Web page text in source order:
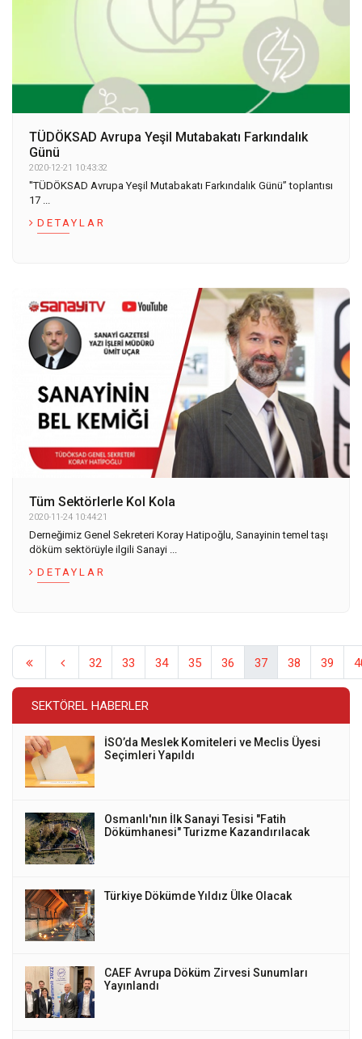
TÜDÖKSAD Avrupa Yeşil Mutabakatı Farkındalık
Günü
2020-12-21 10:43:32
''TÜDÖKSAD Avrupa Yeşil Mutabakatı Farkındalık Günü” toplantısı
17 ...
DETAYLAR
Tüm Sektörlerle Kol Kola
2020-11-24 10:44:21
Derneğimiz Genel Sekreteri Koray Hatipoğlu, Sanayinin temel taşı
döküm sektörüyle ilgili Sanayi ...
DETAYLAR
32 33 34 35 36 37 38 39
SEKTÖREL HABERLER
İSO’da Meslek Komiteleri ve Meclis Üyesi
Seçimleri Yapıldı
Osmanlı'nın İlk Sanayi Tesisi "Fatih
Dökümhanesi" Turizme Kazandırılacak
Türkiye Dökümde Yıldız Ülke Olacak
CAEF Avrupa Döküm Zirvesi Sunumları
Yayınlandı